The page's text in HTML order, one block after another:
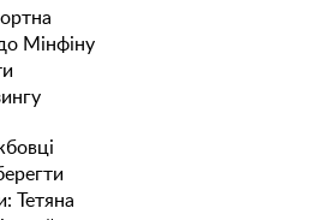
Мінфіну
Тетяна